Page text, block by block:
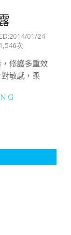
2014/01/24
次
修護多重效
敏感，柔